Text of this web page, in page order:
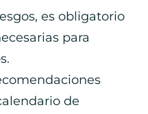
es obligatorio
para
de